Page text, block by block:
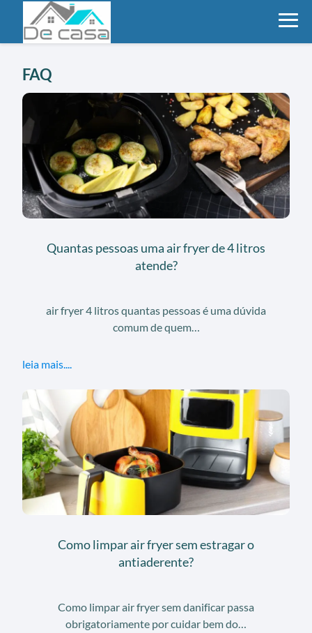
FAQ
Quantas pessoas uma air fryer de 4 litros
atende?
air fryer 4 litros quantas pessoas é uma dúvida
comum de quem…
leia mais....
Como limpar air fryer sem estragar o
antiaderente?
Como limpar air fryer sem danificar passa
obrigatoriamente por cuidar bem do…